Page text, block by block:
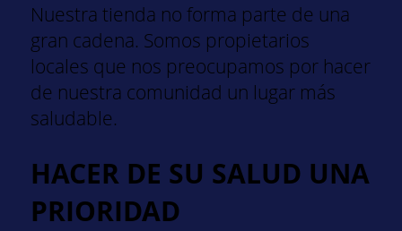
Nuestra tienda no forma parte de una
gran cadena. Somos propietarios
locales que nos preocupamos por hacer
de nuestra comunidad un lugar más
saludable.
HACER DE SU SALUD UNA
PRIORIDAD